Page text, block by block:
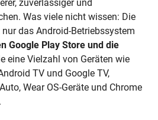
zuverlässiger und
Was viele nicht wissen: Die
das Android-Betriebssystem
Google Play Store und die
eine Vielzahl von Geräten wie
TV und Google TV,
Wear OS-Geräte und Chrome